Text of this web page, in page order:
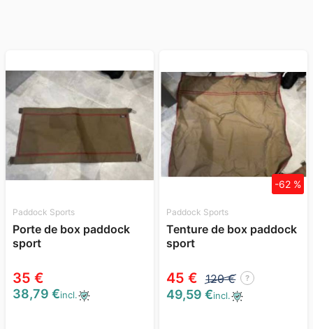
Paddock Sports
Porte de box paddock
sport
35 €
38,79 €incl.
Paddock Sports
Tenture de box paddock
sport
45 € 120 € ?
-62 %
49,59 €incl.